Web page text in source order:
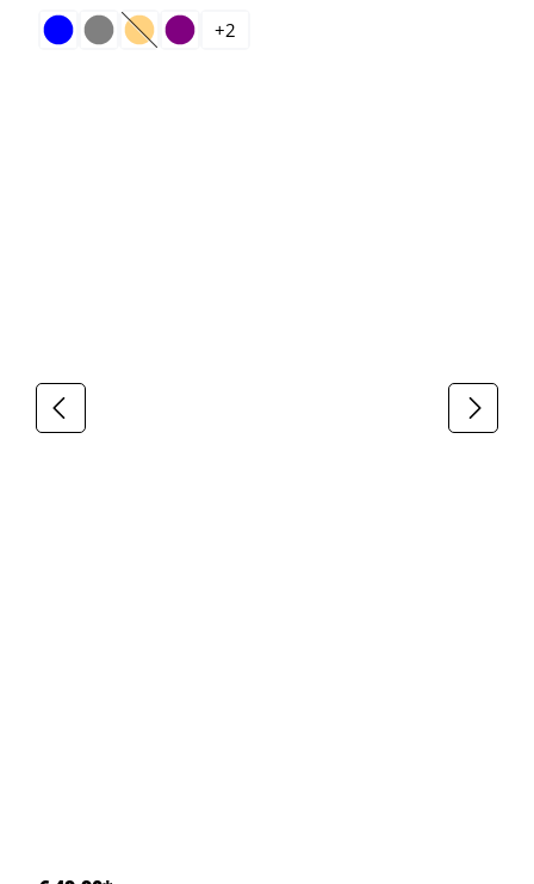
(Deze optie is momenteel niet beschikbaar.)
+2